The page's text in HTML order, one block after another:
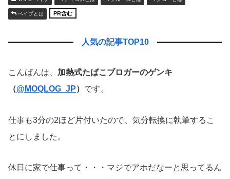
ベイプとは PR含む
人気の記事TOP10
こんばんは、 加熱式たばこブロガーのゲンキ
（@MOQLOG_JP） です。
仕事も3分の2ほど片付いたので、気分転換に執筆するこ
とにしました。
休日に家で仕事って・・・マジでアホだなーと思ってるん